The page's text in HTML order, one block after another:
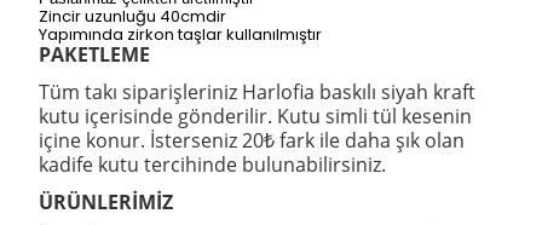
Zincir uzunluğu 40cmdir
Yapımında zirkon taşlar kullanılmıştır
PAKETLEME
Tüm takı siparişleriniz Harlofia baskılı siyah kraft
kutu içerisinde gönderilir. Kutu simli tül kesenin
içine konur. İsterseniz 20₺ fark ile daha şık olan
kadife kutu tercihinde bulunabilirsiniz.
ÜRÜNLERİMİZ